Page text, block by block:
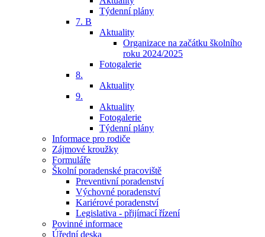
Týdenní plány
7. B
Aktuality
Organizace na začátku školního
roku 2024/2025
Fotogalerie
8.
Aktuality
9.
Aktuality
Fotogalerie
Týdenní plány
Informace pro rodiče
Zájmové kroužky
Formuláře
Školní poradenské pracoviště
Preventivní poradenství
Výchovné poradenství
Kariérové poradenství
Legislativa - přijímací řízení
Povinné informace
Úřední deska